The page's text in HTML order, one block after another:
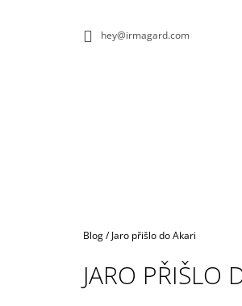
hey@irmagard.com
Domů
Blog/ Jaro přišlo do Akari
JARO PŘIŠLO